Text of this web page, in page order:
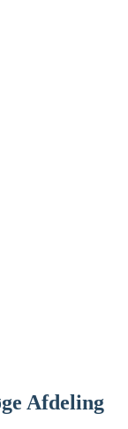
Afdeling